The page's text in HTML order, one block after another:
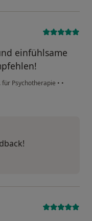
einfühlsame
Psychotherapie • •